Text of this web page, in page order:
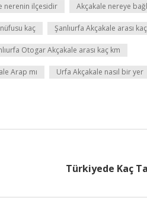
nerenin ilçesidir Akçakale nereye
kaç Şanlıurfa Akçakale arası kaç
Otogar Akçakale arası kaç km
Arap mı Urfa Akçakale nasıl bir yer
Türkiyede Kaç